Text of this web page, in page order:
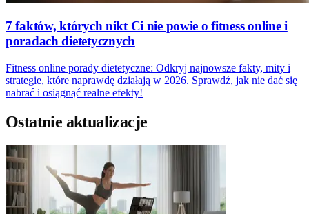
7 faktów, których nikt Ci nie powie o fitness online i
poradach dietetycznych
Fitness online porady dietetyczne: Odkryj najnowsze fakty, mity i
strategie, które naprawdę działają w 2026. Sprawdź, jak nie dać się
nabrać i osiągnąć realne efekty!
Ostatnie aktualizacje